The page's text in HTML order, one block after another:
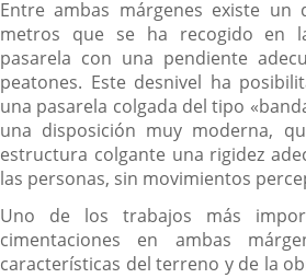
Entre ambas márgenes existe un
metros que se ha recogido en
pasarela con una pendiente
peatones. Este desnivel ha
una pasarela colgada del tipo
una disposición muy moderna,
estructura colgante una rigidez
las personas, sin movimientos
Uno de los trabajos más
cimentaciones en ambas
características del terreno y de la